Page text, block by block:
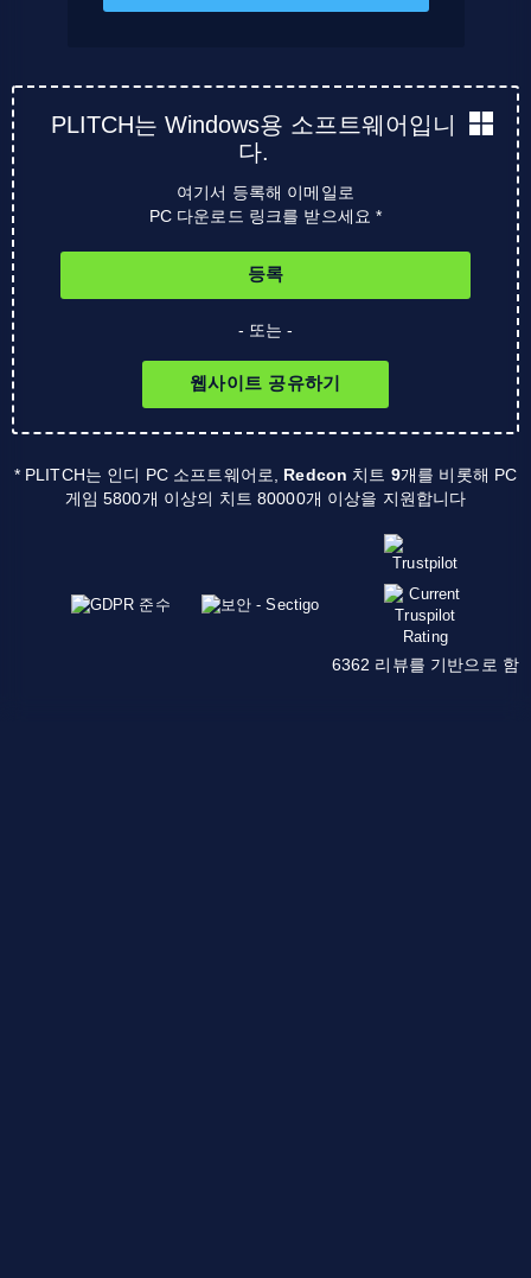
PLITCH는 Windows용 소프트웨어입니
다.
여기서 등록해 이메일로
PC 다운로드 링크를 받으세요 *
등록
- 또는 -
웹사이트 공유하기
* PLITCH는 인디 PC 소프트웨어로, Redcon 치트 9개를 비롯해 PC
게임 5800개 이상의 치트 80000개 이상을 지원합니다
6362 리뷰를 기반으로 함